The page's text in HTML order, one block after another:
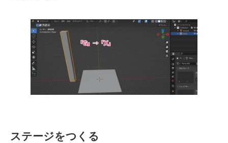
ステージをつくる